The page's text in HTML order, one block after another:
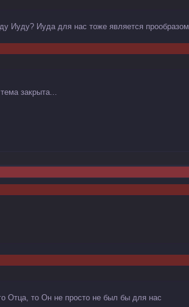
Иуду? Иуда для нас тоже является прообразом
закрыта...
Отца, то Он не просто не был бы для нас